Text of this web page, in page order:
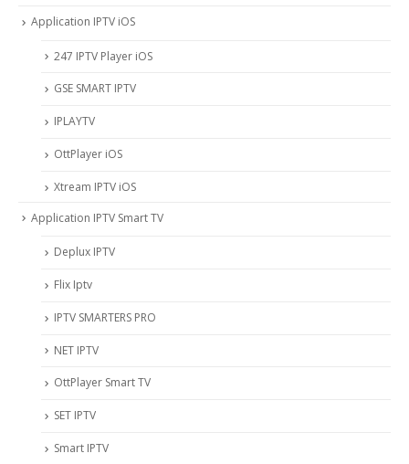
Application IPTV iOS
247 IPTV Player iOS
‎GSE SMART IPTV
IPLAYTV
OttPlayer iOS
Xtream IPTV iOS
Application IPTV Smart TV
Deplux IPTV
Flix Iptv
IPTV SMARTERS PRO
NET IPTV
OttPlayer Smart TV
SET IPTV
Smart IPTV